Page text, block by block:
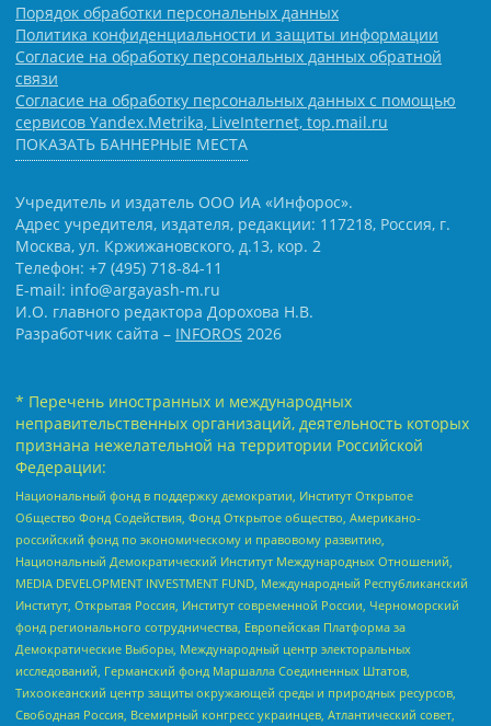
Порядок обработки персональных данных
Политика конфиденциальности и защиты информации
Согласие на обработку персональных данных обратной
связи
Согласие на обработку персональных данных с помощью
сервисов Yandex.Metrika, LiveInternet, top.mail.ru
ПОКАЗАТЬ БАННЕРНЫЕ МЕСТА
Учредитель и издатель ООО ИА «Инфорос».
Адрес учредителя, издателя, редакции: 117218, Россия, г.
Москва, ул. Кржижановского, д.13, кор. 2
Телефон: +7 (495) 718-84-11
E-mail: info@argayash-m.ru
И.О. главного редактора Дорохова Н.В.
Разработчик сайта – INFOROS 2026
* Перечень иностранных и международных
неправительственных организаций, деятельность которых
признана нежелательной на территории Российской
Федерации:
Национальный фонд в поддержку демократии, Институт Открытое
Общество Фонд Содействия, Фонд Открытое общество, Американо-
российский фонд по экономическому и правовому развитию,
Национальный Демократический Институт Международных Отношений,
MEDIA DEVELOPMENT INVESTMENT FUND, Международный Республиканский
Институт, Открытая Россия, Институт современной России, Черноморский
фонд регионального сотрудничества, Европейская Платформа за
Демократические Выборы, Международный центр электоральных
исследований, Германский фонд Маршалла Соединенных Штатов,
Тихоокеанский центр защиты окружающей среды и природных ресурсов,
Свободная Россия, Всемирный конгресс украинцев, Атлантический совет,